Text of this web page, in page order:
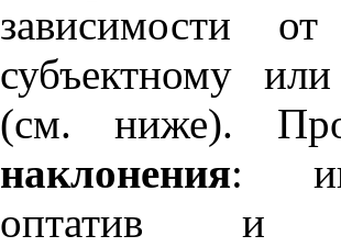
зависимости
субъектному
(см. ниже).
наклонения:
оптатив и